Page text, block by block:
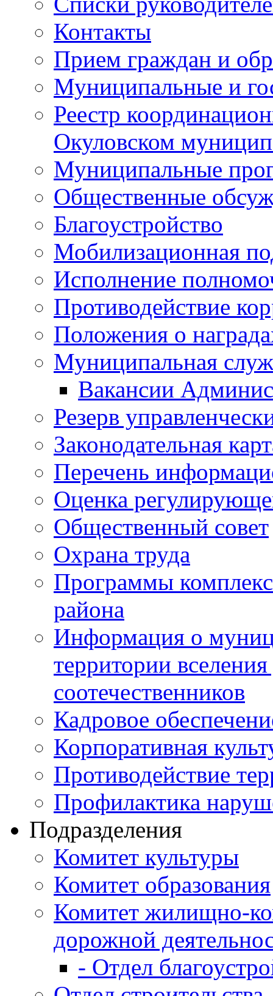
Контакты
Прием граждан и
Муниципальные и
Реестр
Окуловском
Муниципальные
Общественные
Благоустройство
Мобилизационная
Исполнение
Противодействие
Положения о
Муниципальная
Вакансии
Резерв
Законодательная
Перечень
Оценка
Общественный совет
Охрана труда
Программы
района
Информация о
территории
соотечественников
Кадровое
Корпоративная
Противодействие
Профилактика
Подразделения
Комитет культуры
Комитет образования
Комитет жилищно-
дорожной
- Отдел